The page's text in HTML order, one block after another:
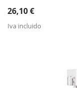
26,10€
Iva incluido